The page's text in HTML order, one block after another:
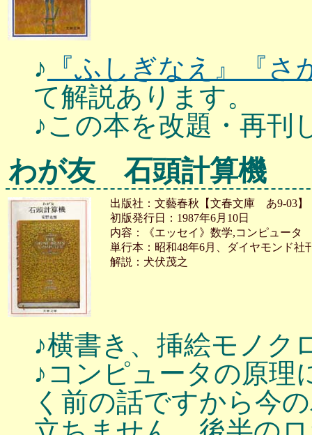
♪ 『ふしぎなえ』
『
て解説あります。
♪この本を改題・再刊
わが友 石頭計算機
出版社：文藝春秋【文春文庫 あ9-03】
初版発行日：1987年6月10日
内容：《エッセイ》数学,コンピュータ
単行本：昭和48年6月、ダイヤモンド社
解説：犬伏茂之
♪横書き、挿絵モノク
♪コンピュータの原理
く前の話ですから今